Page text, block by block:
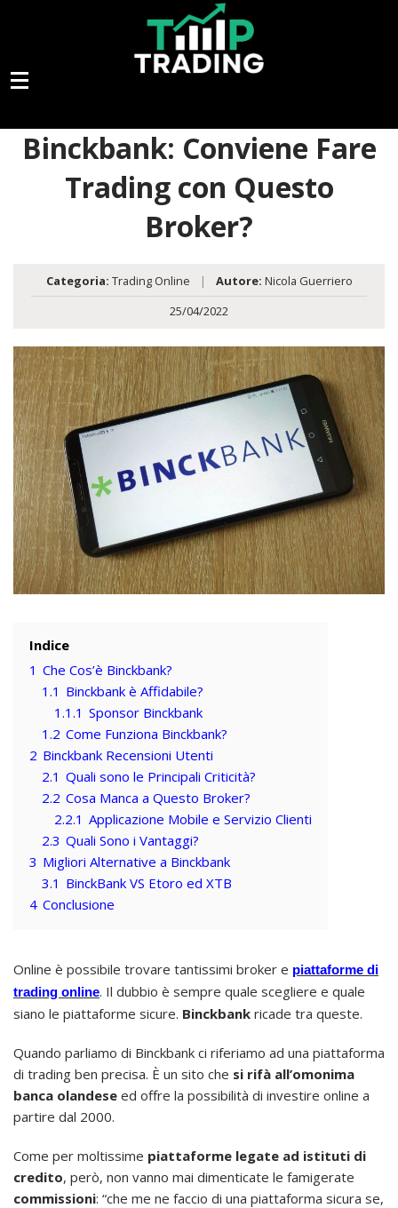
Binckbank: Conviene Fare
Trading con Questo
Broker?
Categoria: Trading Online | Autore: Nicola Guerriero
25/04/2022
Indice
1 Che Cos’è Binckbank?
1.1 Binckbank è Affidabile?
1.1.1 Sponsor Binckbank
1.2 Come Funziona Binckbank?
2 Binckbank Recensioni Utenti
2.1 Quali sono le Principali Criticità?
2.2 Cosa Manca a Questo Broker?
2.2.1 Applicazione Mobile e Servizio Clienti
2.3 Quali Sono i Vantaggi?
3 Migliori Alternative a Binckbank
3.1 BinckBank VS Etoro ed XTB
4 Conclusione
Online è possibile trovare tantissimi broker e piattaforme di
trading online. Il dubbio è sempre quale scegliere e quale
siano le piattaforme sicure. Binckbank ricade tra queste.
Quando parliamo di Binckbank ci riferiamo ad una piattaforma
di trading ben precisa. È un sito che si rifà all’omonima
banca olandese ed offre la possibilità di investire online a
partire dal 2000.
Come per moltissime piattaforme legate ad istituti di
credito, però, non vanno mai dimenticate le famigerate
commissioni: “che me ne faccio di una piattaforma sicura se,